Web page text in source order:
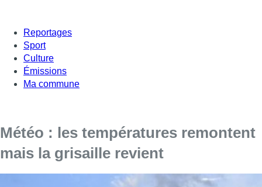
Reportages
Sport
Culture
Émissions
Ma commune
Météo : les températures remontent
mais la grisaille revient